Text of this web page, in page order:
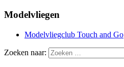
Modelvliegen
Modelvliegclub Touch and Go
Zoeken naar: